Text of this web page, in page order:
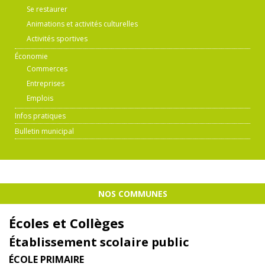
Se restaurer
Animations et activités culturelles
Activités sportives
Économie
Commerces
Entreprises
Emplois
Infos pratiques
Bulletin municipal
NOS COMMUNES
Écoles et Collèges
Établissement scolaire public
ÉCOLE PRIMAIRE